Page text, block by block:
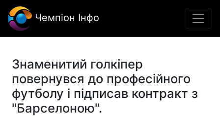
Чемпіон Інфо
Знаменитий голкіпер
повернувся до професійного
футболу і підписав контракт з
"Барселоною".